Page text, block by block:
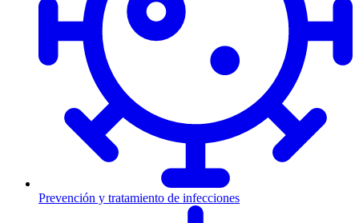
Prevención y tratamiento de infecciones